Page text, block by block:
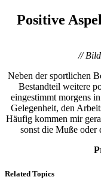
Positive
//
Neben der sportlichen
Bestandteil weitere
eingestimmt morgens
Gelegenheit, den
Häufig kommen mir
sonst die Muße
Related Topics